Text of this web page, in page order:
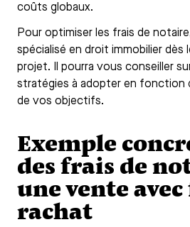
coûts globaux.
Pour optimiser les frais de
spécialisé en droit immobilier dès
projet. Il pourra vous conseiller
stratégies à adopter en fonction
de vos objectifs.
Exemple
des frais de
une vente
rachat